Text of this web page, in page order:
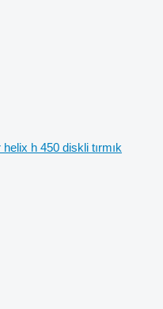
helix h 450 diskli tırmık